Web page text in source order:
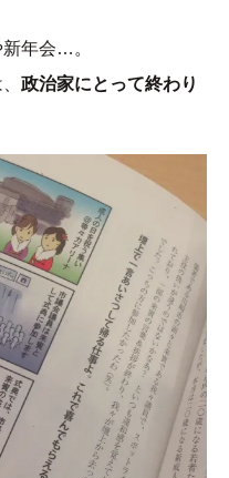
年会…。
政治家にとって終わり